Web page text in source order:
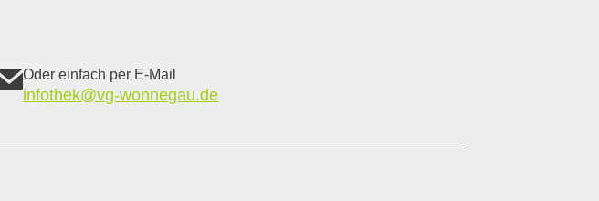
Oder einfach per E-Mail
infothek@vg-wonnegau.de